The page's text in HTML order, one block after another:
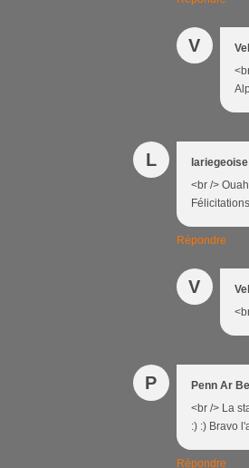
V
L
lariegeoise
<br />
Répondre
V
P
Penn Ar
<br /> La
:) :) Bravo
Répondre